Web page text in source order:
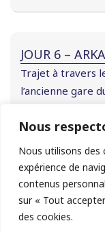
Nous
Nous utilisons des
expérience de
contenus
sur « Tout
des cookies.
JOUR 6 –
Trajet à travers
l’ancienne gare
JOUR 7 –
Poursuite du
limite ouest du
une collation.